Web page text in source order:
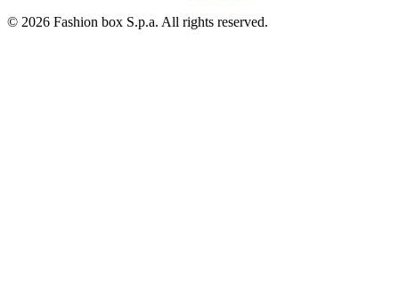
© 2026 Fashion box S.p.a. All rights reserved.